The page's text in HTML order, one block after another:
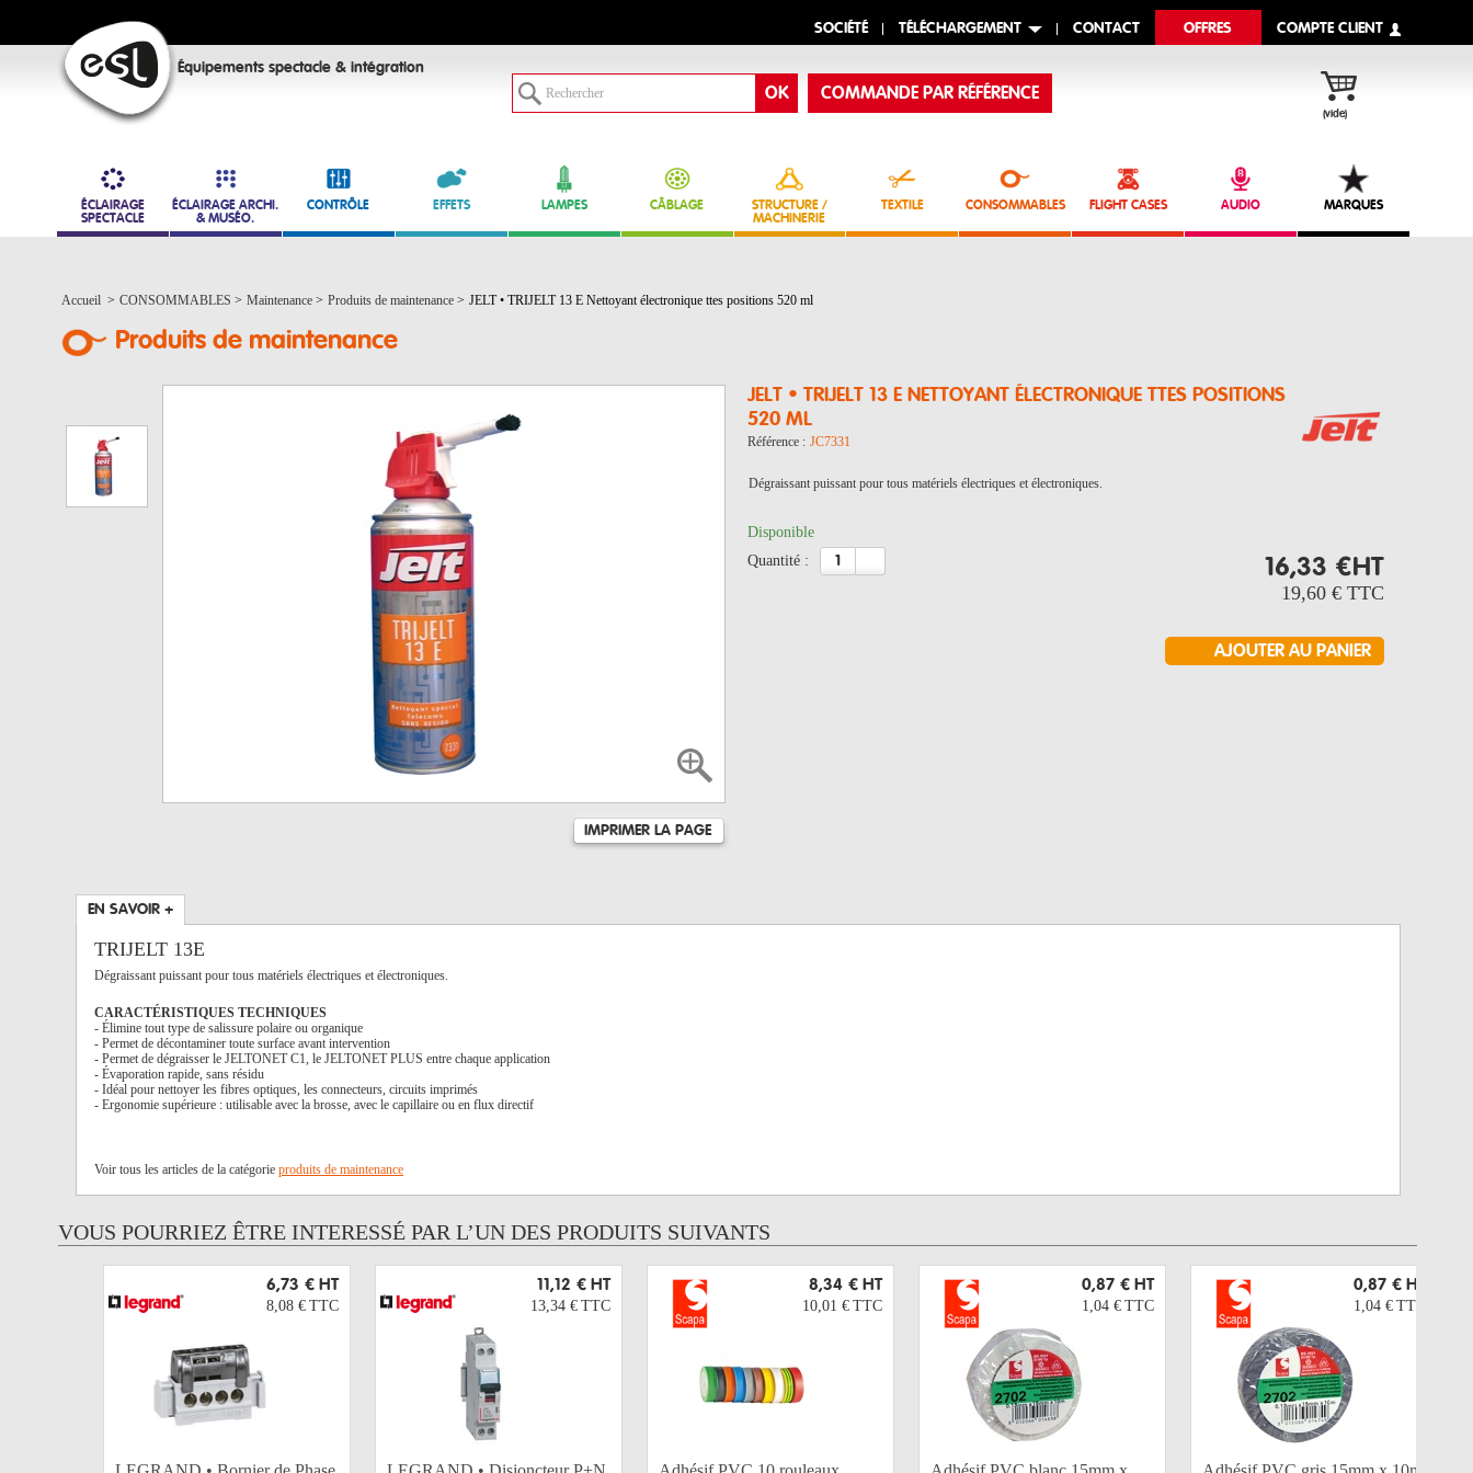
SOCIÉTÉ TÉLÉCHARGEMENT CONTACT OFFRES COMPTE CLIENT
Équipements spectacle & intégration
(vide)
COMMANDE PAR RÉFÉRENCE
ÉCLAIRAGE
SPECTACLE
ÉCLAIRAGE ARCHI.
& MUSÉO.
CONTRÔLE EFFETS LAMPES CÂBLAGE
STRUCTURE /
MACHINERIE
TEXTILE CONSOMMABLES FLIGHT CASES AUDIO MARQUES
Accueil > CONSOMMABLES > Maintenance > Produits de maintenance > JELT • TRIJELT 13 E Nettoyant électronique ttes positions 520 ml
Produits de maintenance
IMPRIMER LA PAGE
JELT • TRIJELT 13 E NETTOYANT ÉLECTRONIQUE TTES POSITIONS
520 ML
Référence : JC7331
Dégraissant puissant pour tous matériels électriques et électroniques.
Disponible
quantité :
16,33 €HT
19,60 € TTC
EN SAVOIR +
TRIJELT 13E
Dégraissant puissant pour tous matériels électriques et électroniques.
CARACTÉRISTIQUES TECHNIQUES
- Élimine tout type de salissure polaire ou organique
- Permet de décontaminer toute surface avant intervention
- Permet de dégraisser le JELTONET C1, le JELTONET PLUS entre chaque application
- Évaporation rapide, sans résidu
- Idéal pour nettoyer les fibres optiques, les connecteurs, circuits imprimés
- Ergonomie supérieure : utilisable avec la brosse, avec le capillaire ou en flux directif
Voir tous les articles de la catégorie produits de maintenance
VOUS POURRIEZ ÊTRE INTERESSÉ PAR L’UN DES PRODUITS SUIVANTS
6,73 € HT
8,08 € TTC
11,12 € HT
13,34 € TTC
8,34 € HT
10,01 € TTC
0,87 € HT
1,04 € TTC
0,87 € HT
1,04 € TTC